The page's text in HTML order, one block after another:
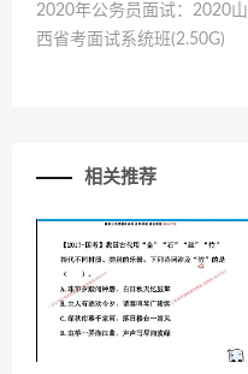
2020年公务员面试：2020山
西省考面试系统班(2.50G)
相关推荐